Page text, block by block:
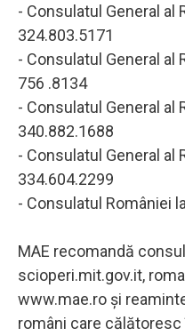
- Consulatul General al
324.803.5171
- Consulatul General al
756 .8134
- Consulatul General al
340.882.1688
- Consulatul General al
334.604.2299
- Consulatul României
MAE recomandă
scioperi.mit.gov.it,
www.mae.ro şi
români care